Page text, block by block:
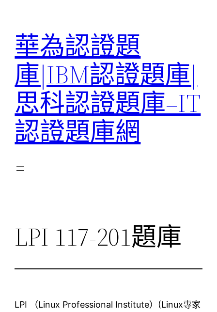
華為認證題
庫|IBM認證題庫|
思科認證題庫–IT
認證題庫網
LPI 117-201題庫
LPI （Linux Professional Institute）(Linux專家